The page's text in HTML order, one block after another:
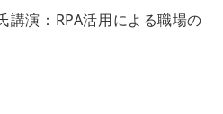
演：RPA活用による職場の